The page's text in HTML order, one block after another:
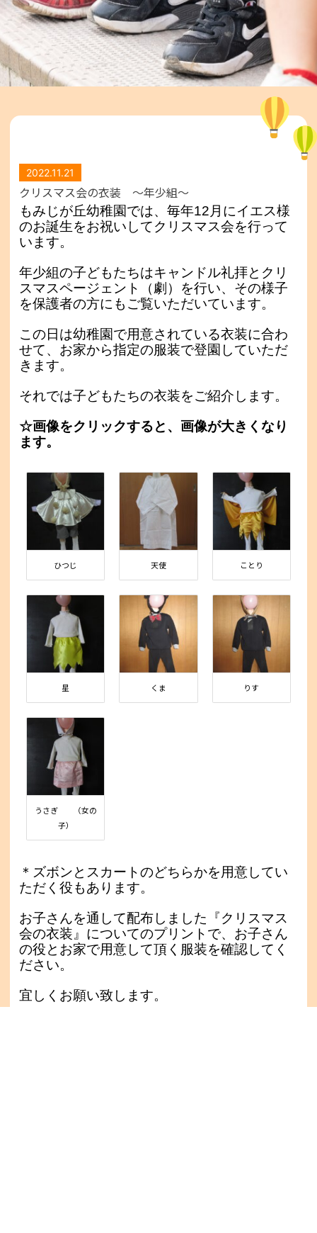
2022.11.21
クリスマス会の衣装 ～年少組～
もみじが丘幼稚園では、毎年12月にイエス様
のお誕生をお祝いしてクリスマス会を行って
います。
年少組の子どもたちはキャンドル礼拝とクリ
スマスページェント（劇）を行い、その様子
を保護者の方にもご覧いただいています。
この日は幼稚園で用意されている衣装に合わ
せて、お家から指定の服装で登園していただ
きます。
それでは子どもたちの衣装をご紹介します。
☆画像をクリックすると、画像が大きくなり
ます。
ひつじ 天使 ことり
星 くま りす
うさぎ （女の
子）
＊ズボンとスカートのどちらかを用意してい
ただく役もあります。
お子さんを通して配布しました『クリスマス
会の衣装』についてのプリントで、お子さん
の役とお家で用意して頂く服装を確認してく
ださい。
宜しくお願い致します。